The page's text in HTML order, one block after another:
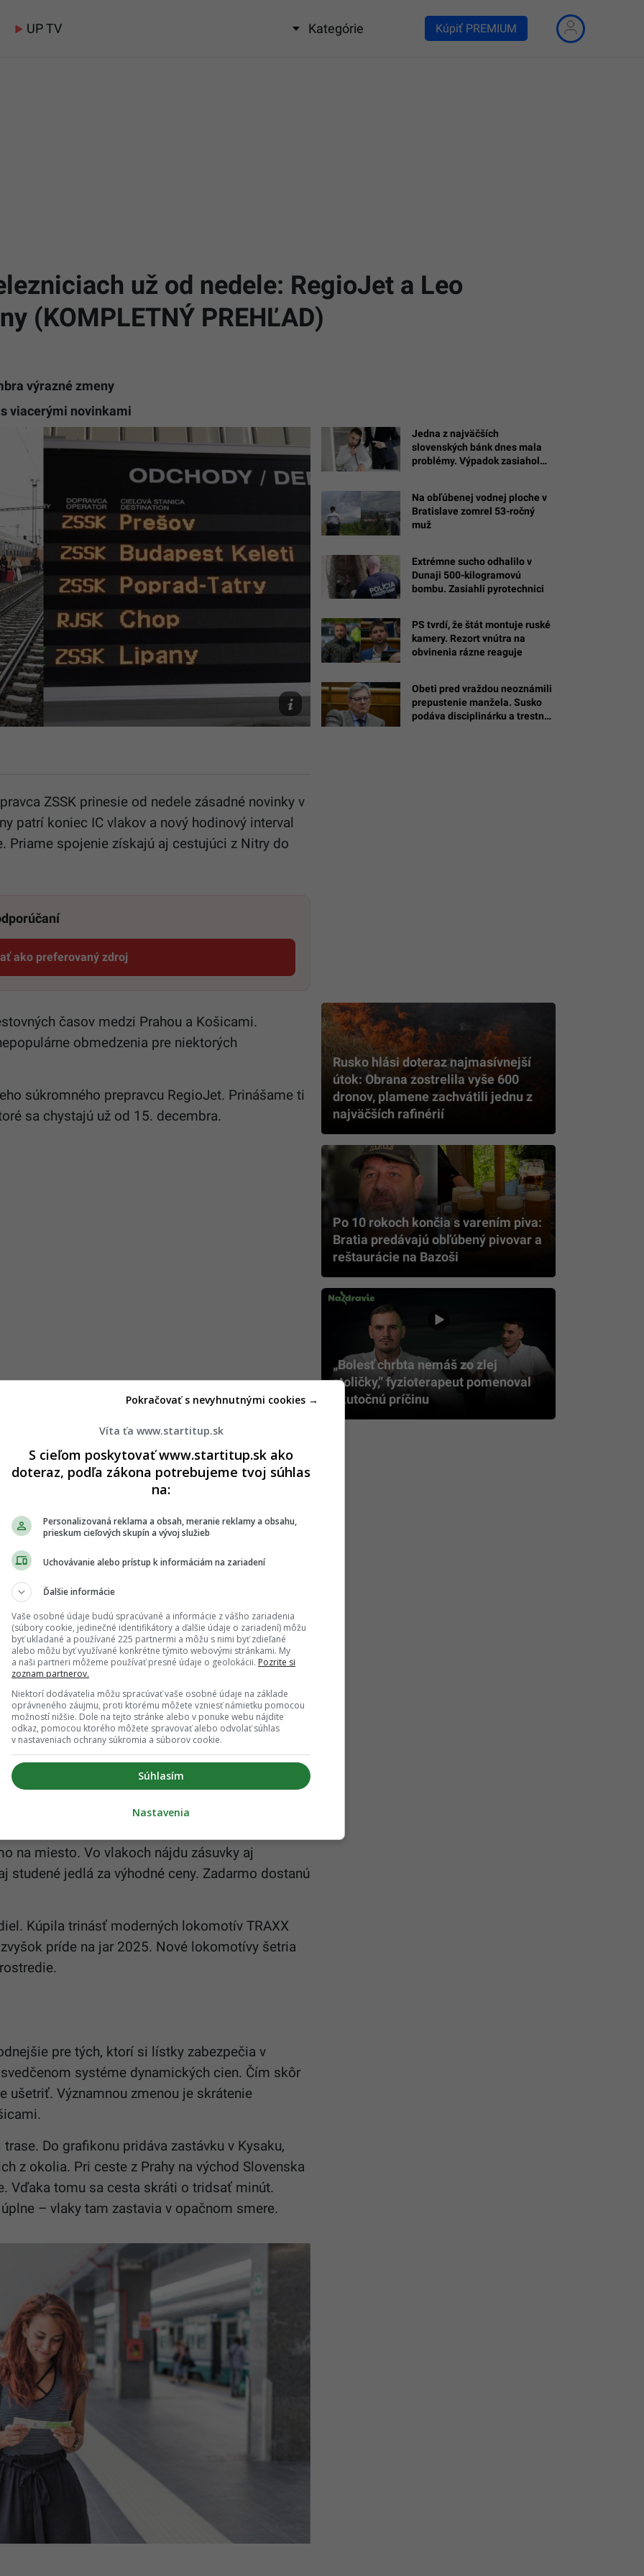
UP TV Kategórie Kúpiť PREMIUM
už od nedele: RegioJet a Leo
(KOMPLETNÝ PREHĽAD)
výrazné zmeny
viacerými novinkami
Ilustračné
TASR/František
Iván
ZSSK prinesie od nedele zásadné novinky v
patrí koniec IC vlakov a nový hodinový interval
Priame spojenie získajú aj cestujúci z Nitry do
ako preferovaný zdroj
Startitup, odkaz sa otvorí v novom okne
časov medzi Prahou a Košicami.
obmedzenia pre niektorých
súkromného prepravcu RegioJet. Prinášame ti
sa chystajú už od 15. decembra.
naplno. Cestujúci si môžu kúpiť lístky do
príjemné, spoj Praha – Košice ponúka
z Prahy od 11 eur. Skutočná cena však často
– Brno. Viac miest na sedenie pribudlo najmä
posilnil aj spoje do Košíc, hlavne počas
tri vlaky v každom smere. Na trase Praha –
Všetky spoje ponúkajú vysoký štandard služieb.
zasiahla nová epidémia. Lekári hlásia
nárast prípadov
na miesto. Vo vlakoch nájdu zásuvky aj
studené jedlá za výhodné ceny. Zadarmo dostanú
Kúpila trinásť moderných lokomotív TRAXX
príde na jar 2025. Nové lokomotívy šetria
pre tých, ktorí si lístky zabezpečia v
systéme dynamických cien. Čím skôr
Významnou zmenou je skrátenie
Do grafikonu pridáva zastávku v Kysaku,
z okolia. Pri ceste z Prahy na východ Slovenska
Vďaka tomu sa cesta skráti o tridsať minút.
– vlaky tam zastavia v opačnom smere.
Jedna z najväčších
slovenských bánk dnes mala
problémy. Výpadok zasiahol
Na obľúbenej vodnej ploche v
Bratislave zomrel 53-ročný
muž
Extrémne sucho odhalilo v
Dunaji 500-kilogramovú
bombu. Zasiahli pyrotechnici
PS tvrdí, že štát montuje ruské
kamery. Rezort vnútra na
obvinenia rázne reaguje
Obeti pred vraždou neoznámili
prepustenie manžela. Susko
podáva disciplinárku a trestné
Rusko hlási doteraz najmasívnejší
útok: Obrana zostrelila vyše 600
dronov, plamene zachvátili jednu z
najväčších rafinérií
Po 10 rokoch končia s varením piva:
Bratia predávajú obľúbený pivovar a
reštaurácie na Bazoši
„Bolesť chrbta nemáš zo zlej
stoličky,” fyzioterapeut pomenoval
skutočnú príčinu
Víta ťa www.startitup.sk
S cieľom poskytovať www.startitup.sk ako
doteraz, podľa zákona potrebujeme tvoj súhlas
na:
Personalizovaná reklama a obsah, meranie reklamy a obsahu,
prieskum cieľových skupín a vývoj služieb
Uchovávanie alebo prístup k informáciám na zariadení
Ďalšie informácie
Vaše osobné údaje budú spracúvané a informácie z vášho zariadenia
(súbory cookie, jedinečné identifikátory a ďalšie údaje o zariadení) môžu
byť ukladané a používané 225 partnermi a môžu s nimi byť zdieľané
alebo môžu byť využívané konkrétne týmito webovými stránkami. My
a naši partneri môžeme používať presné údaje o geolokácii. Pozrite si
zoznam partnerov.
Niektorí dodávatelia môžu spracúvať vaše osobné údaje na základe
oprávneného záujmu, proti ktorému môžete vzniesť námietku pomocou
možností nižšie. Dole na tejto stránke alebo v ponuke webu nájdite
odkaz, pomocou ktorého môžete spravovať alebo odvolať súhlas
v nastaveniach ochrany súkromia a súborov cookie.
Súhlasím
Pokračovať s nevyhnutnými cookies →
Nastavenia